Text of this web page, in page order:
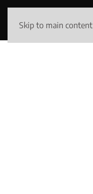
Skip to main content